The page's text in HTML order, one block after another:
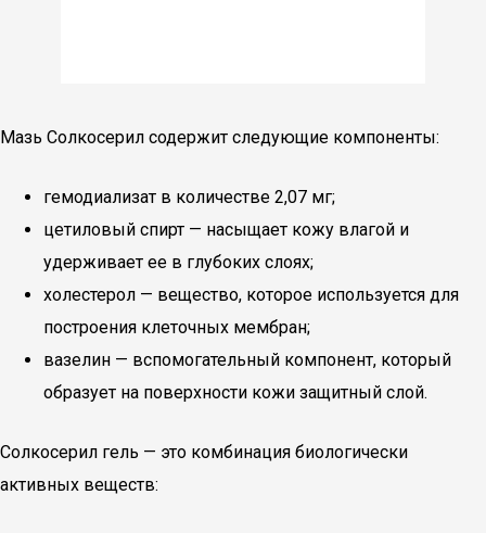
Мазь Солкосерил содержит следующие компоненты:
гемодиализат в количестве 2,07 мг;
цетиловый спирт — насыщает кожу влагой и
удерживает ее в глубоких слоях;
холестерол — вещество, которое используется для
построения клеточных мембран;
вазелин — вспомогательный компонент, который
образует на поверхности кожи защитный слой.
Солкосерил гель — это комбинация биологически
активных веществ: